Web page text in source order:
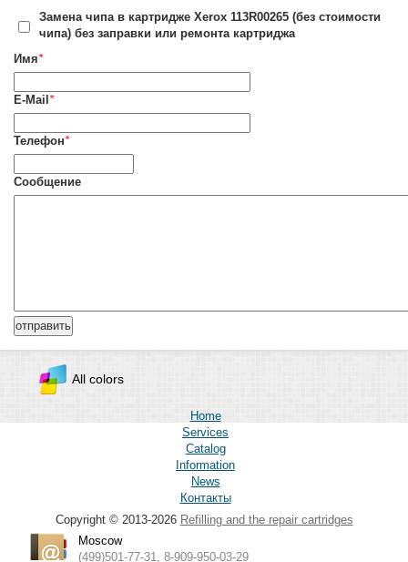
Замена чипа в картридже Xerox 113R00265 (без стоимости
чипа) без заправки или ремонта картриджа
Имя*
E-Mail *
Телефон*
Сообщение
All colors
Home
Services
Catalog
Information
News
Контакты
Copyright © 2013-2026 Refilling and the repair cartridges
Moscow
(499)501-77-31, 8-909-950-03-29